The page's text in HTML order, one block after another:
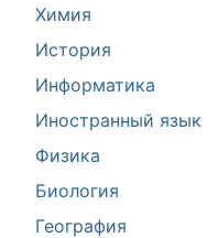
Химия
История
Информатика
Иностранный язык
Физика
Биология
География